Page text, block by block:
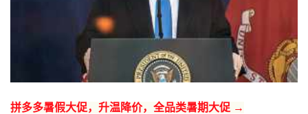
拼多多暑假大促，升温降价，全品类暑期大促 →